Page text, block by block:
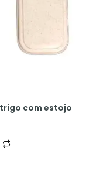
com estojo